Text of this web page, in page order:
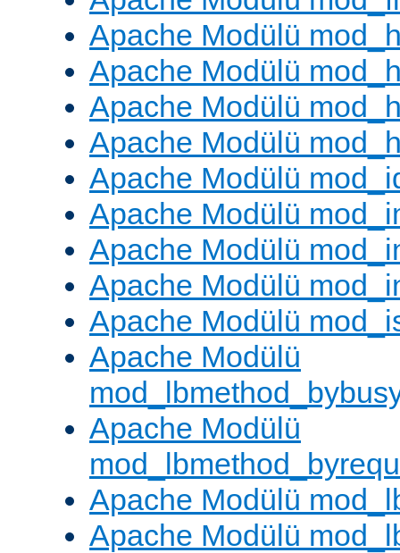
Apache Modülü
Apache Modülü
Apache Modülü
Apache Modülü
Apache Modülü
Apache Modülü
Apache Modülü
Apache Modülü
Apache Modülü
Apache Modülü
Apache Modülü
Apache Modülü
Apache Modülü